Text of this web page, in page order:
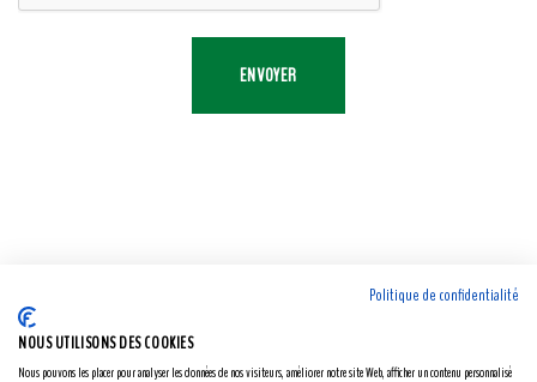
ENVOYER
Politique de confidentialité
NOUS UTILISONS DES COOKIES
Nous pouvons les placer pour analyser les données de nos visiteurs, améliorer notre site Web, afficher un contenu personnalisé